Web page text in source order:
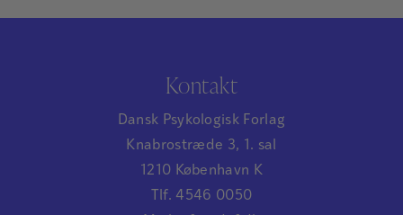
Kontakt
Dansk Psykologisk Forlag
Knabrostræde 3, 1. sal
1210 København K
Tlf. 4546 0050